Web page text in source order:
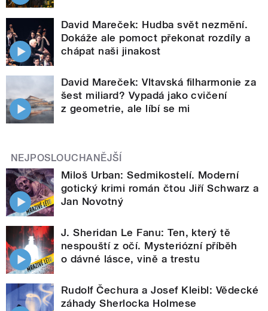
David Mareček: Hudba svět nezmění.
Dokáže ale pomoct překonat rozdíly a
chápat naši jinakost
David Mareček: Vltavská filharmonie za
šest miliard? Vypadá jako cvičení
z geometrie, ale líbí se mi
NEJPOSLOUCHANĚJŠÍ
Miloš Urban: Sedmikostelí. Moderní
gotický krimi román čtou Jiří Schwarz a
Jan Novotný
J. Sheridan Le Fanu: Ten, který tě
nespouští z očí. Mysteriózní příběh
o dávné lásce, vině a trestu
Rudolf Čechura a Josef Kleibl: Vědecké
záhady Sherlocka Holmese